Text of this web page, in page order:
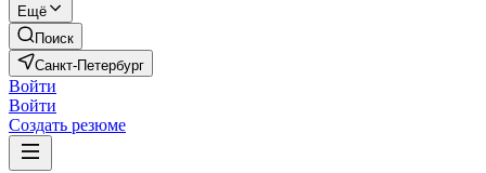
Ещё
Поиск
Санкт-Петербург
Войти
Войти
Создать резюме